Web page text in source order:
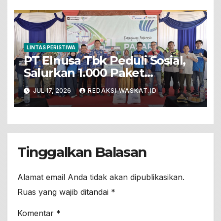
LINTAS PERISTIWA
PT Elnusa Tbk Peduli Sosial,
Salurkan 1.000 Paket
Sembako Dalam Pasar Murah
Untuk Warga Prasejahtera Di
Desa Sumengko
JUL 17, 2026 REDAKSI WASKAT.ID
Tinggalkan Balasan
Alamat email Anda tidak akan dipublikasikan.
Ruas yang wajib ditandai *
Komentar *